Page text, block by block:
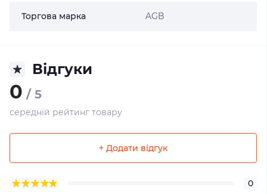
Торгова марка AGB
Відгуки
0 / 5
середній рейтинг товару
+ Додати відгук
0